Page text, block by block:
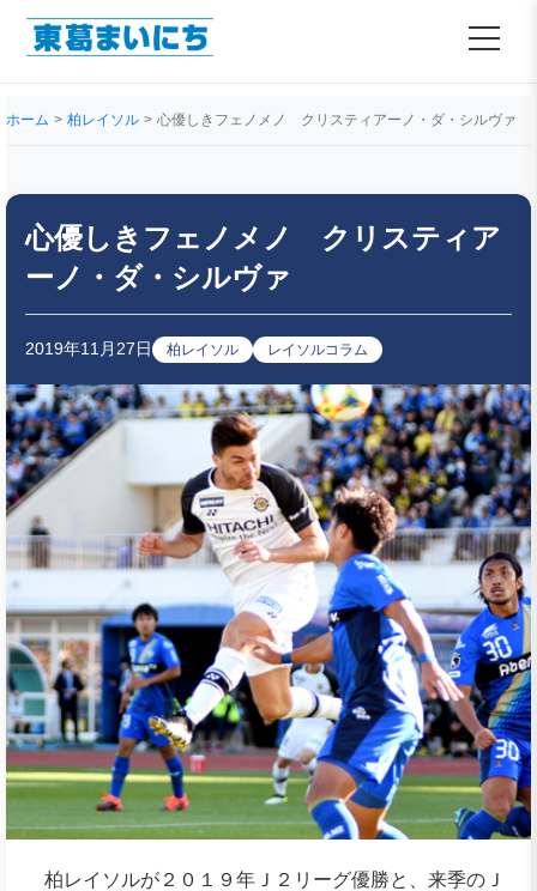
ホーム 柏レイソル 心優しきフェノメノ クリスティアーノ・ダ・シルヴァ
心優しきフェノメノ クリスティア
ーノ・ダ・シルヴァ
2019年11月27日 柏レイソル レイソルコラム
柏レイソルが２０１９年Ｊ２リーグ優勝と、来季のＪ